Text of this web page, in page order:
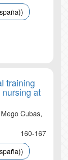
training
at
Cubas,
160-167